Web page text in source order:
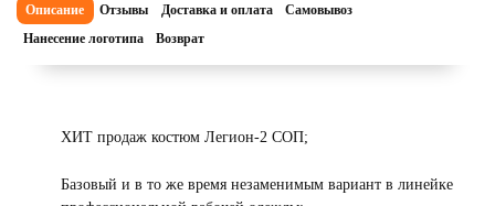
Описание Отзывы Доставка и оплата
Самовывоз
Нанесение логотипа
Возврат
ХИТ продаж костюм Легион-2 СОП;
Базовый и в то же время незаменимым вариант в линейке